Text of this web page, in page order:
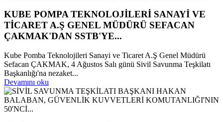
KUBE POMPA TEKNOLOJİLERİ SANAYİ VE
TİCARET A.Ş GENEL MÜDÜRÜ SEFACAN
ÇAKMAK'DAN SSTB'YE...
Kube Pomba Teknolojileri Sanayi ve Ticaret A.Ş Genel Müdürü
Sefacan ÇAKMAK, 4 Ağustos Salı günü Sivil Savunma Teşkilatı
Başkanlığı'na nezaket...
Devamını oku